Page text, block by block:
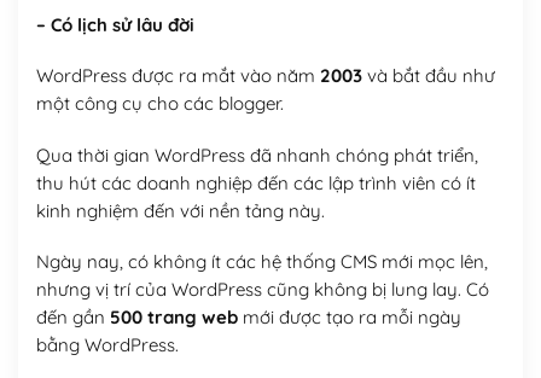
– Có lịch sử lâu đời
WordPress được ra mắt vào năm 2003và bắt đầu như
một công cụ cho các blogger.
Qua thời gian WordPress đã nhanh chóng phát triển,
thu hút các doanh nghiệp đến các lập trình viên có ít
kinh nghiệm đến với nền tảng này.
Ngày nay, có không ít các hệ thống CMS mới mọc lên,
nhưng vị trí của WordPress cũng không bị lung lay. Có
đến gần 500 trang webmới được tạo ra mỗi ngày
bằng WordPress.